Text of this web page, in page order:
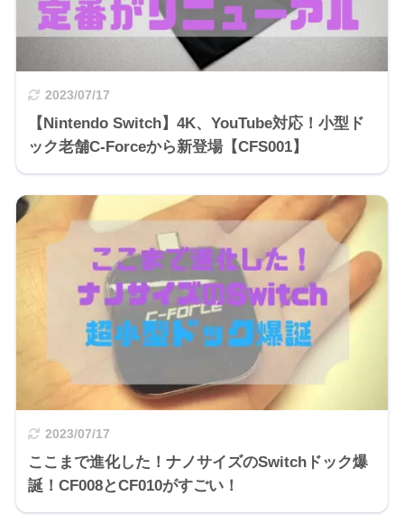
2023/07/17
【Nintendo Switch】4K、YouTube対応！小型ド
ック老舗C-Forceから新登場【CFS001】
2023/07/17
ここまで進化した！ナノサイズのSwitchドック爆
誕！CF008とCF010がすごい！